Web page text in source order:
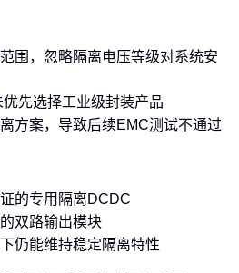
围，忽略隔离电压等级对系统安
先选择工业级封装产品
方案，导致后续EMC测试不通过
的专用隔离DCDC
双路输出模块
仍能维持稳定隔离特性